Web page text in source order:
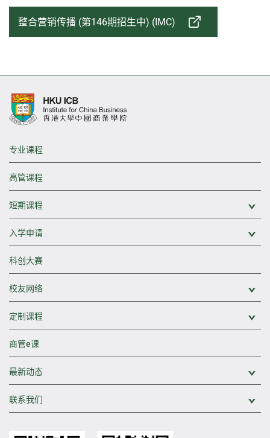
整合营销传播 (第146期招生中) (IMC)
专业课程
高管课程
短期课程
入学申请
科创大赛
校友网络
定制课程
商管e课
最新动态
联系我们